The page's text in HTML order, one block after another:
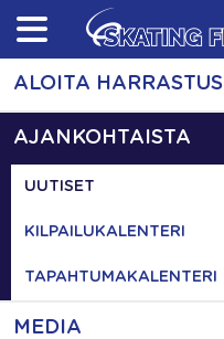
Skip
content
ALOITA HARRASTUS
AJANKOHTAISTA
UUTISET
KILPAILUKALENTERI
TAPAHTUMAKALENTERI
MEDIA